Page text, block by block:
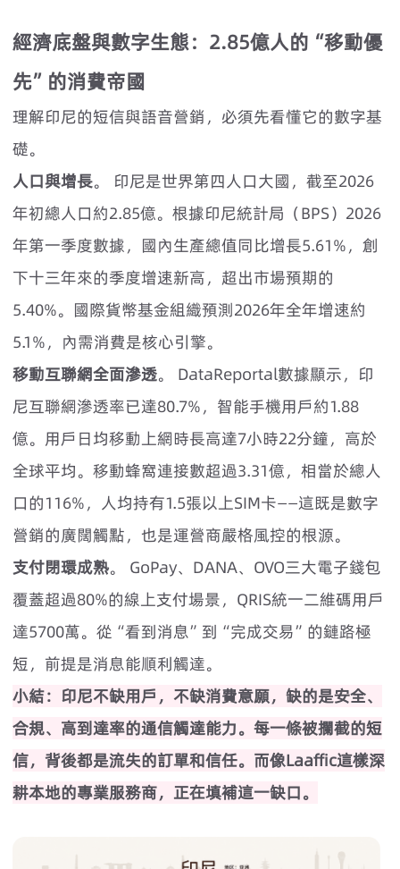
經濟底盤與數字生態：2.85億人的“移動優
先”的消費帝國
理解印尼的短信與語音營銷，必須先看懂它的數字基
礎。
人口與增長。 印尼是世界第四人口大國，截至2026
年初總人口約2.85億。根據印尼統計局（BPS）2026
年第一季度數據，國內生產總值同比增長5.61%，創
下十三年來的季度增速新高，超出市場預期的
5.40%。國際貨幣基金組織預測2026年全年增速約
5.1%，內需消費是核心引擎。
移動互聯網全面滲透。 DataReportal數據顯示，印
尼互聯網滲透率已達80.7%，智能手機用戶約1.88
億。用戶日均移動上網時長高達7小時22分鐘，高於
全球平均。移動蜂窩連接數超過3.31億，相當於總人
口的116%，人均持有1.5張以上SIM卡——這既是數字
營銷的廣闊觸點，也是運營商嚴格風控的根源。
支付閉環成熟。 GoPay、DANA、OVO三大電子錢包
覆蓋超過80%的線上支付場景，QRIS統一二維碼用戶
達5700萬。從“看到消息”到“完成交易”的鏈路極
短，前提是消息能順利觸達。
小結：印尼不缺用戶，不缺消費意願，缺的是安全、
合規、高到達率的通信觸達能力。每一條被攔截的短
信，背後都是流失的訂單和信任。而像Laaffic這樣深
耕本地的專業服務商，正在填補這一缺口。